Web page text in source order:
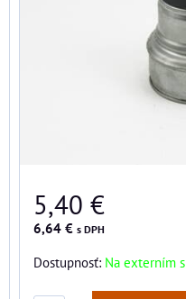
5,40 €
6,64 € s DPH
Dostupnosť: Na externím